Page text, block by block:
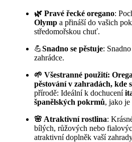
🌿 Pravé řecké oregano:
Olymp a přináší do vašich
středomořskou chuť.
💪Snadno se pěstuje:
zahrádce.
🌱 Všestranné použití:
pěstování v zahradách, kde
přírodě: Ideální k dochucení
španělských pokrmů, jako je
🌸 Atraktivní rostlina:
bílých, růžových nebo
atraktivní doplněk vaší